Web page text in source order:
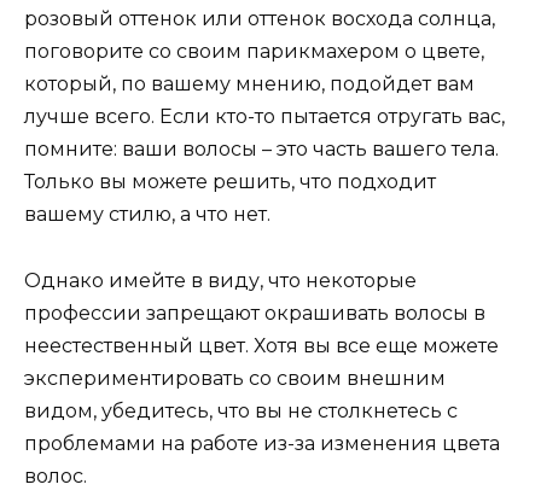
розовый оттенок или оттенок восхода солнца,
поговорите со своим парикмахером о цвете,
который, по вашему мнению, подойдет вам
лучше всего. Если кто-то пытается отругать вас,
помните: ваши волосы – это часть вашего тела.
Только вы можете решить, что подходит
вашему стилю, а что нет.
Однако имейте в виду, что некоторые
профессии запрещают окрашивать волосы в
неестественный цвет. Хотя вы все еще можете
экспериментировать со своим внешним
видом, убедитесь, что вы не столкнетесь с
проблемами на работе из-за изменения цвета
волос.